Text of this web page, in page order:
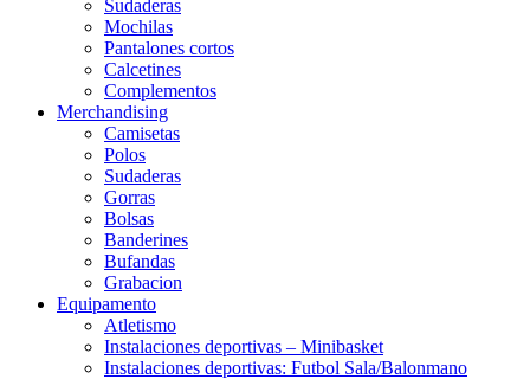
Sudaderas
Mochilas
Pantalones cortos
Calcetines
Complementos
Merchandising
Camisetas
Polos
Sudaderas
Gorras
Bolsas
Banderines
Bufandas
Grabacion
Equipamento
Atletismo
Instalaciones deportivas – Minibasket
Instalaciones deportivas: Futbol Sala/Balonmano